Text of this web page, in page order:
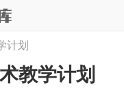
计划
教学计划